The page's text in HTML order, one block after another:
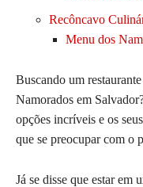
Recôncavo
Menu dos
Buscando um
Namorados em
opções incríveis e os
que se preocupar com o
Já se disse que estar em